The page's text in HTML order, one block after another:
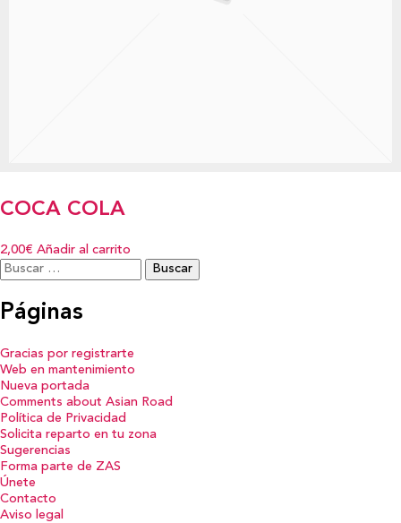
COCA COLA
2,00€ Añadir al carrito
Buscar:
Páginas
Gracias por registrarte
Web en mantenimiento
Nueva portada
Comments about Asian Road
Política de Privacidad
Solicita reparto en tu zona
Sugerencias
Forma parte de ZAS
Únete
Contacto
Aviso legal